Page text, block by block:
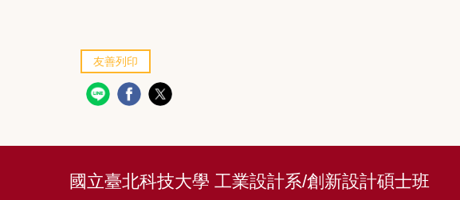
友善列印
國立臺北科技大學 工業設計系/創新設計碩士班